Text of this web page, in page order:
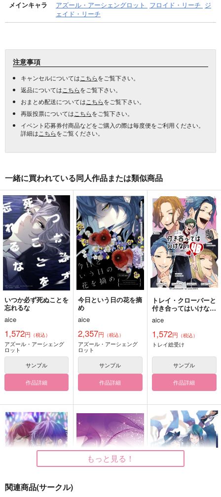
メインキャラ アズール・アーシェングロット フロイド・リーチ ジ
ェイド・リーチ
注意事項
キャンセルについては こちらをご覧下さい。
返品については こちらをご覧下さい。
おまとめ配送については こちらをご覧下さい。
再販投票については こちらをご覧下さい。
イベント応募券付商品などをご購入の際は毎度便をご利用ください。
詳細は こちらをご覧ください。
一緒に買われている同人作品または類似商品
いつか必ず死ぬことを
忘れるな
aice
1,572円 （税込）
アズール・アーシェング
ロット
サンプル
作品詳細
今日という日の花を摘
め
aice
2,357円 （税込）
アズール・アーシェング
ロット
サンプル
作品詳細
トレイ・クローバーと
付き合ってはいけない
４Ｂ
aice
1,572円 （税込）
トレイ総受け
サンプル
作品詳細
もっと見る！
関連商品(サークル)